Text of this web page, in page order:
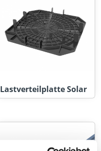
Lastverteilplatte Solar